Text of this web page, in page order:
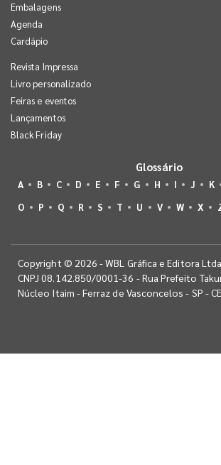
Embalagens
Agenda
Cardápio
Revista Impressa
Livro personalizado
Feiras e eventos
Lançamentos
Black Friday
Glossário
A B C D E F G H I J K
O
P Q R S T U V W X
Copyright © 2026 - WBL Gráfica e Editora
CNPJ 08.142.850/0001-36 - Rua Prefeito
Núcleo Itaim - Ferraz de Vasconcelos - SP -